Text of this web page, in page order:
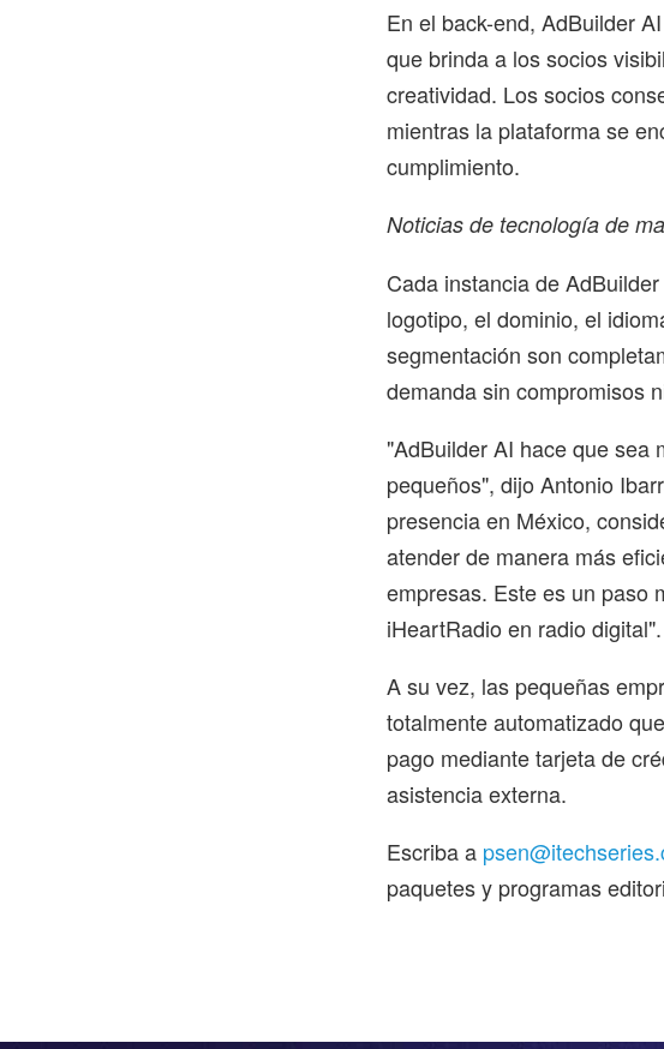
En el back-end, AdBuilder
que brinda a los socios
creatividad. Los socios
mientras la plataforma se
cumplimiento.
Noticias de tecnología de
Cada instancia de
logotipo, el dominio, el
segmentación son
demanda sin compromisos
"AdBuilder AI hace que sea
pequeños", dijo Antonio
presencia en México,
atender de manera más
empresas. Este es un paso
iHeartRadio en radio digital".
A su vez, las pequeñas
totalmente automatizado
pago mediante tarjeta de
asistencia externa.
Escriba a
paquetes y programas